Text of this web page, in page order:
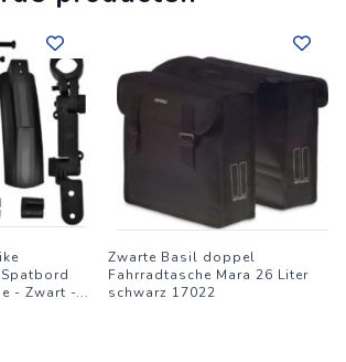
- Zwart -...
Zwarte Basil doppel
Fahrradtasche Mara 26 Liter
schwarz 17022